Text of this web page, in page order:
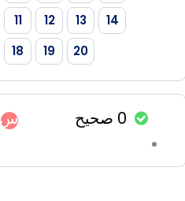
11 12 13
14
18 19 20
0 صحيح س